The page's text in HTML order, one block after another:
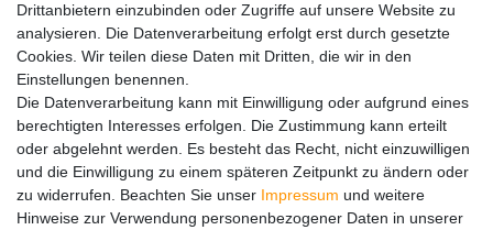
Drittanbietern einzubinden oder Zugriffe auf unsere Website zu
analysieren. Die Datenverarbeitung erfolgt erst durch gesetzte
Cookies. Wir teilen diese Daten mit Dritten, die wir in den
Einstellungen benennen.
Die Datenverarbeitung kann mit Einwilligung oder aufgrund eines
berechtigten Interesses erfolgen. Die Zustimmung kann erteilt
oder abgelehnt werden. Es besteht das Recht, nicht einzuwilligen
und die Einwilligung zu einem späteren Zeitpunkt zu ändern oder
zu widerrufen. Beachten Sie unser Impressum und weitere
Hinweise zur Verwendung personenbezogener Daten in unserer
Hinweise zur Batterieentsorgung
Im Zusammenhang mit dem Vertrieb von Batterien oder mit
der Lieferung von Geräten, die Batterien enthalten, sind wir
verpflichtet, Sie auf folgendes hinzuweisen:
Sie sind zur Rückgabe gebrauchter Batterien als Endnutzer
gesetzlich verpflichtet. Sie können Altbatterien, die wir als
Neubatterien im Sortiment führen oder geführt haben,
unentgeltlich an unserem Versandlager (Versandadresse)
zurückgeben. Die auf den Batterien abgebildeten Symbole